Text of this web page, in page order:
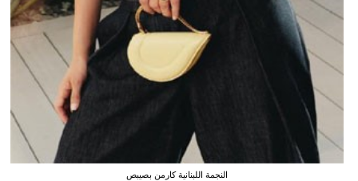
النجمة اللبنانية كارمن بصيبص